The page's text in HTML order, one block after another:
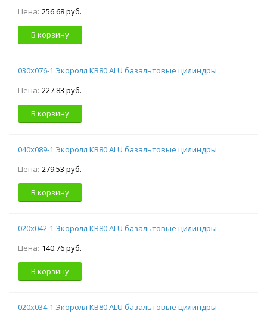
Цена: 256.68 руб.
В корзину
030х076-1 Экоролл КВ80 ALU базальтовые цилиндры
Цена: 227.83 руб.
В корзину
040х089-1 Экоролл КВ80 ALU базальтовые цилиндры
Цена: 279.53 руб.
В корзину
020х042-1 Экоролл КВ80 ALU базальтовые цилиндры
Цена: 140.76 руб.
В корзину
020х034-1 Экоролл КВ80 ALU базальтовые цилиндры